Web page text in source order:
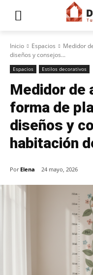
Inicio Espacios
Medidor
diseños y consejos...
Espacios Estilos decorativos
Medidor de
forma de
diseños y
habitación
Por Elena 24 mayo, 2026